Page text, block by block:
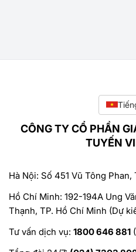
CÔNG TY CỔ PHẦN
TUYẾN
Hà Nội: Số 451 Vũ Tông Phan,
Hồ Chí Minh: 192-194A Ung
Thạnh, TP. Hồ Chí Minh (Dự
Tư vấn dịch vụ: 1800 646 881